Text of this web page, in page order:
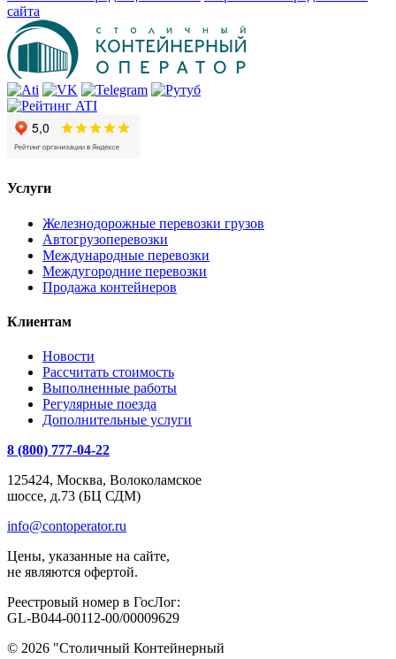
сайта
Услуги
Железнодорожные перевозки грузов
Автогрузоперевозки
Международные перевозки
Междугородние перевозки
Продажа контейнеров
Клиентам
Новости
Рассчитать стоимость
Выполненные работы
Регулярные поезда
Дополнительные услуги
8 (800) 777-04-22
125424, Москва, Волоколамское
шоссе, д.73 (БЦ СДМ)
info@contoperator.ru
Цены, указанные на сайте,
не являются офертой.
Реестровый номер в ГосЛог:
GL-B044-00112-00/00009629
© 2026 "Столичный Контейнерный